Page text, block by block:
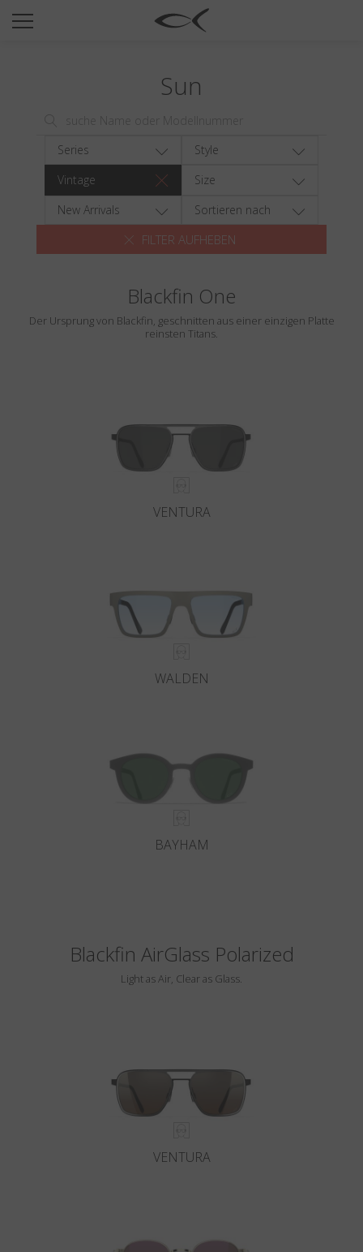
SUN
TITANIUM
NEWSROOM
Search
Sun
Series
Style
Vintage
Size
New Arrivals
Sortieren nach
FILTER AUFHEBEN
Blackfin One
Der Ursprung von Blackfin, geschnitten aus einer einzigen Platte
reinsten Titans.
VENTURA
WALDEN
BAYHAM
Blackfin AirGlass Polarized
Light as Air, Clear as Glass.
VENTURA